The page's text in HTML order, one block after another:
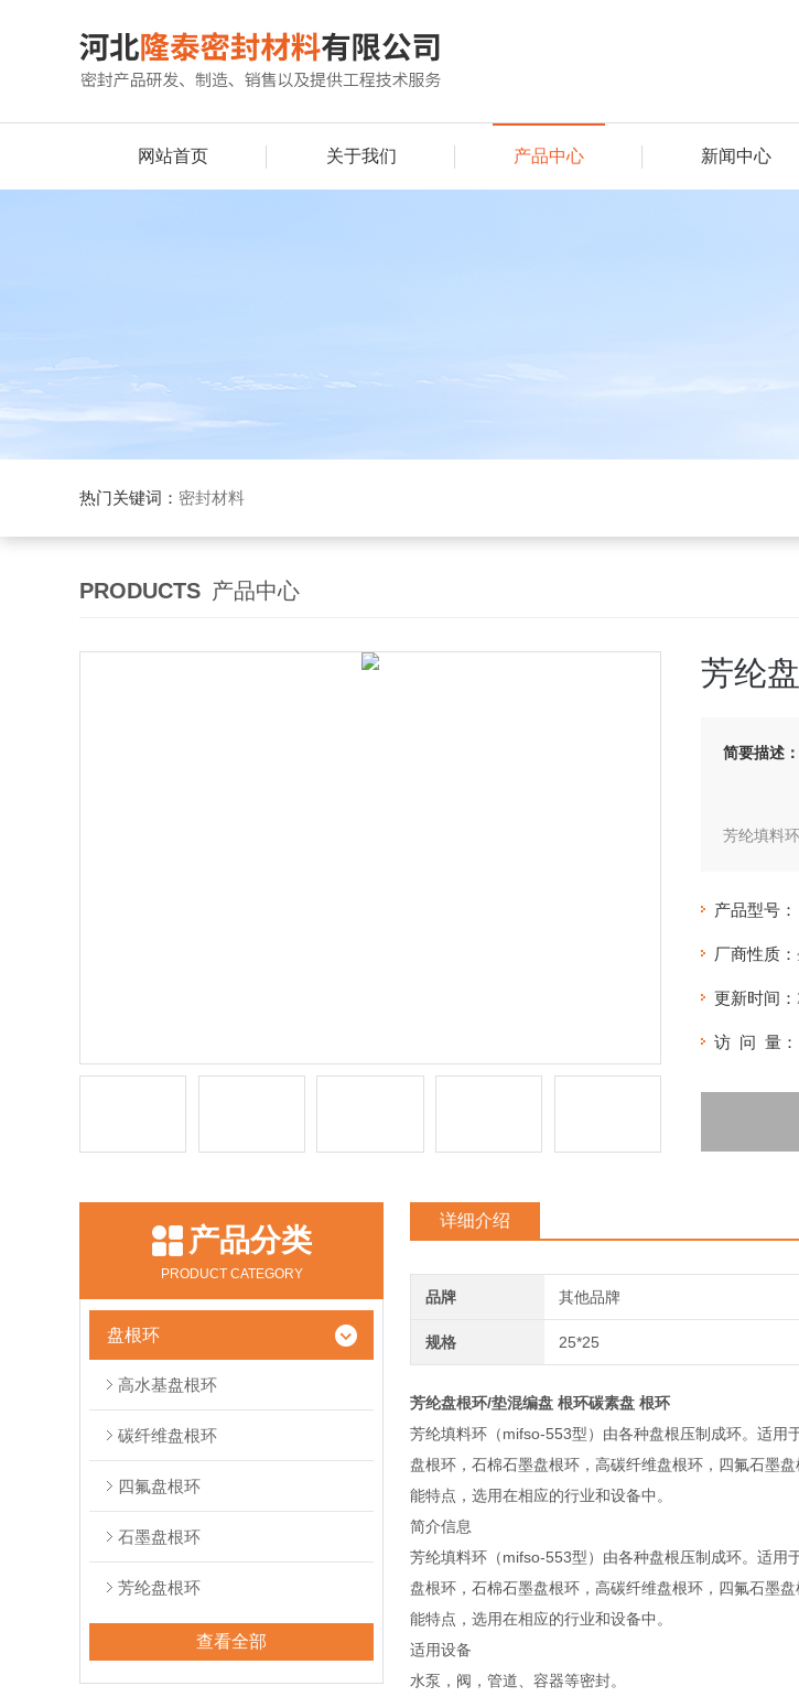
网站首页 关于我们 产品中心 新闻中心
热门关键词： 密封材料
PRODUCTS 产品中心
芳纶
简要描述：
芳纶填料
产品型号：
厂商性质：
更新时间：
访 问 量：
产品分类
PRODUCT CATEGORY
盘根环
高水基盘根环
碳纤维盘根环
四氟盘根环
石墨盘根环
芳纶盘根环
查看全部
详细介绍
品牌 其他品牌
规格 25*25
芳纶盘根环/垫混编盘 根环碳素盘 根环
芳纶填料环（mifso-553型）由各种盘根压制成环。适用
盘根环，石棉石墨盘根环，高碳纤维盘根环，四氟石墨
能特点，选用在相应的行业和设备中。
简介信息
芳纶填料环（mifso-553型）由各种盘根压制成环。适用
盘根环，石棉石墨盘根环，高碳纤维盘根环，四氟石墨
能特点，选用在相应的行业和设备中。
适用设备
水泵，阀，管道、容器等密封。